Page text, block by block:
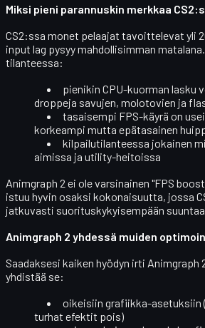
Miksi pieni parannuskin merkkaa
CS2:ssa monet pelaajat tavoittelevat yli
input lag pysyy mahdollisimman
tilanteessa:
pienikin CPU-kuorman lasku
droppeja savujen, molotovien ja
tasaisempi FPS-käyrä on
korkeampi mutta epätasainen
kilpailutilanteessa jokainen
aimissa ja utility-heitoissa
Animgraph 2 ei ole varsinainen "FPS
istuu hyvin osaksi kokonaisuutta, jossa
jatkuvasti suorituskykyisempään
Animgraph 2 yhdessä muiden
Saadaksesi kaiken hyödyn irti Animgraph
yhdistää se:
oikeisiin grafiikka-asetuksiin
turhat efektit pois)